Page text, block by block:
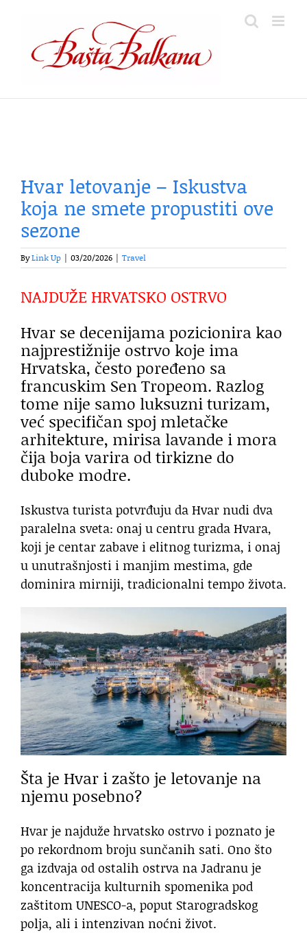
content
Hvar letovanje – Iskustva
koja ne smete propustiti ove
sezone
ByLink Up 03/20/2026 Travel
NAJDUŽE HRVATSKO OSTRVO
Hvar se decenijama pozicionira kao
najprestižnije ostrvo koje ima
Hrvatska, često poređeno sa
francuskim Sen Tropeom. Razlog
tome nije samo luksuzni turizam,
već specifičan spoj mletačke
arhitekture, mirisa lavande i mora
čija boja varira od tirkizne do
duboke modre.
Iskustva turista potvrđuju da Hvar nudi dva
paralelna sveta: onaj u centru grada Hvara,
koji je centar zabave i elitnog turizma, i onaj
u unutrašnjosti i manjim mestima, gde
dominira mirniji, tradicionalni tempo života.
Šta je Hvar i zašto je letovanje na
njemu posebno?
Hvar je najduže hrvatsko ostrvo i poznato je
po rekordnom broju sunčanih sati. Ono što
ga izdvaja od ostalih ostrva na Jadranu je
koncentracija kulturnih spomenika pod
zaštitom UNESCO-a, poput Starogradskog
polja, ali i intenzivan noćni život.